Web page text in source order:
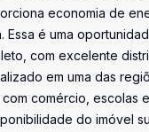
economia de
Essa é uma
com excelente
em uma das
comércio, escolas
do imóvel